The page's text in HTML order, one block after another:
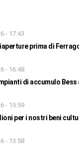
- 17:43
prima di
- 16:48
di accumulo Bess
- 15:59
per i nostri beni
- 13:58